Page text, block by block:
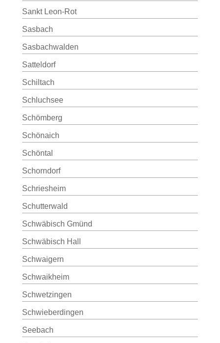
Sankt Leon-Rot
Sasbach
Sasbachwalden
Satteldorf
Schiltach
Schluchsee
Schömberg
Schönaich
Schöntal
Schorndorf
Schriesheim
Schutterwald
Schwäbisch Gmünd
Schwäbisch Hall
Schwaigern
Schwaikheim
Schwetzingen
Schwieberdingen
Seebach